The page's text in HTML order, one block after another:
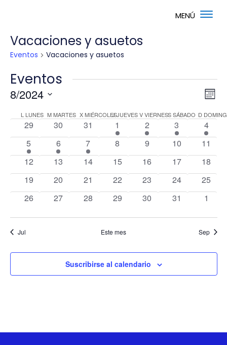
Vacaciones y asuetos
Eventos Vacaciones y asuetos
Eventos
de
Mes
8/2024
la
fecha.
Calendario
de
Eventos
L LUNES MMARTES XMIÉRCOLES
JJUEVESVVIERNESSSÁBADO D
0
eventos
29
0
eventos
30
0
eventos
31
1
evento
1
1
evento
2
1
evento
3
1
4
1
evento
5
1
evento
6
1
evento
7
0
eventos
8
0
eventos
9
0
eventos
10
0
11
0
eventos
12
0
eventos
13
0
eventos
14
0
eventos
15
0
eventos
16
0
eventos
17
0
18
0
eventos
19
0
eventos
20
0
eventos
21
0
eventos
22
0
eventos
23
0
eventos
24
0
25
0
26
0
27
0
28
0
29
0
30
0
31
0
1
Jul Este mes Sep
Suscribirse al calendario